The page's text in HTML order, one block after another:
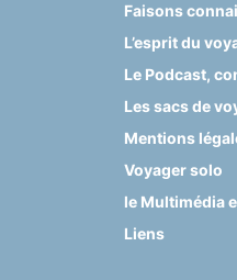
Faisons
L’esprit du
Le Podcast,
Les sacs de
Mentions
Voyager solo
le Multimédia
Liens